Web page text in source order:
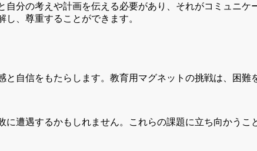
分の考えや計画を伝える必要があり、それがコミュニ
、尊重することができます。
自信をもたらします。教育用マグネットの挑戦は、困難
遭遇するかもしれません。これらの課題に立ち向かう